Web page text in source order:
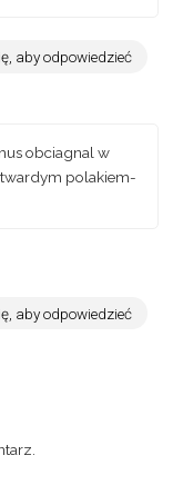
aby odpowiedzieć
obciagnal w
polakiem-
aby odpowiedzieć